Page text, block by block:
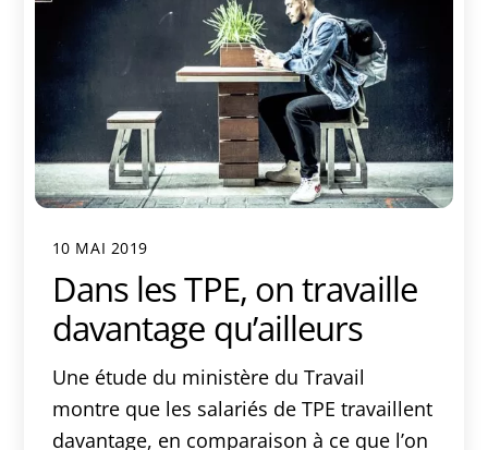
10 MAI 2019
Dans les TPE, on travaille
davantage qu’ailleurs
Une étude du ministère du Travail
montre que les salariés de TPE travaillent
davantage, en comparaison à ce que l’on